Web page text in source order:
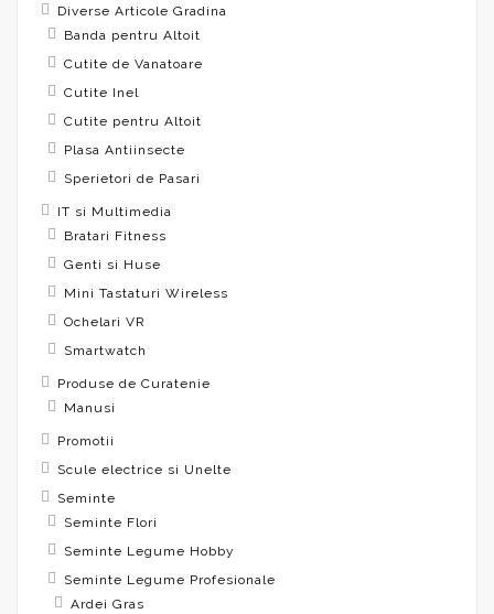
Diverse Articole Gradina
Banda pentru Altoit
Cutite de Vanatoare
Cutite Inel
Cutite pentru Altoit
Plasa Antiinsecte
Sperietori de Pasari
IT si Multimedia
Bratari Fitness
Genti si Huse
Mini Tastaturi Wireless
Ochelari VR
Smartwatch
Produse de Curatenie
Manusi
Promotii
Scule electrice si Unelte
Seminte
Seminte Flori
Seminte Legume Hobby
Seminte Legume Profesionale
Ardei Gras